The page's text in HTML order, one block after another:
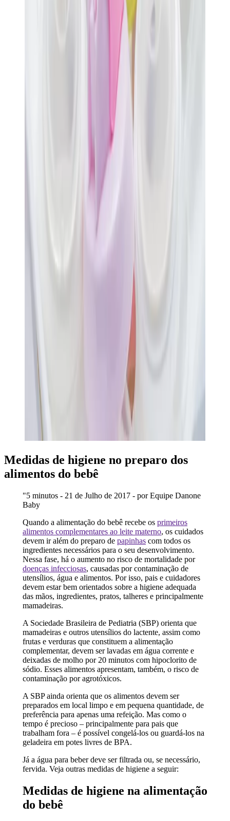
Medidas de higiene no preparo dos
alimentos do bebê
"5 minutos - 21 de Julho de 2017 - por Equipe Danone
Baby
Quando a alimentação do bebê recebe os primeiros
alimentos complementares ao leite materno, os cuidados
devem ir além do preparo de papinhascom todos os
ingredientes necessários para o seu desenvolvimento.
Nessa fase, há o aumento no risco de mortalidade por
doenças infecciosas, causadas por contaminação de
utensílios, água e alimentos. Por isso, pais e cuidadores
devem estar bem orientados sobre a higiene adequada
das mãos, ingredientes, pratos, talheres e principalmente
mamadeiras.
A Sociedade Brasileira de Pediatria (SBP) orienta que
mamadeiras e outros utensílios do lactente, assim como
frutas e verduras que constituem a alimentação
complementar, devem ser lavadas em água corrente e
deixadas de molho por 20 minutos com hipoclorito de
sódio. Esses alimentos apresentam, também, o risco de
contaminação por agrotóxicos.
A SBP ainda orienta que os alimentos devem ser
preparados em local limpo e em pequena quantidade, de
preferência para apenas uma refeição. Mas como o
tempo é precioso – principalmente para pais que
trabalham fora – é possível congelá-los ou guardá-los na
geladeira em potes livres de BPA.
Já a água para beber deve ser filtrada ou, se necessário,
fervida. Veja outras medidas de higiene a seguir:
Medidas de higiene na alimentação
do bebê